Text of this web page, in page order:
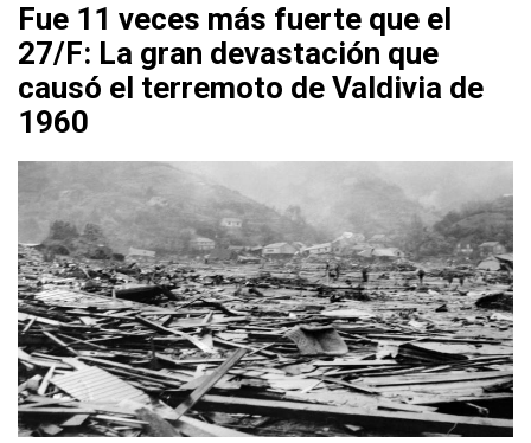
Fue 11 veces más fuerte que el
27/F: La gran devastación que
causó el terremoto de Valdivia de
1960